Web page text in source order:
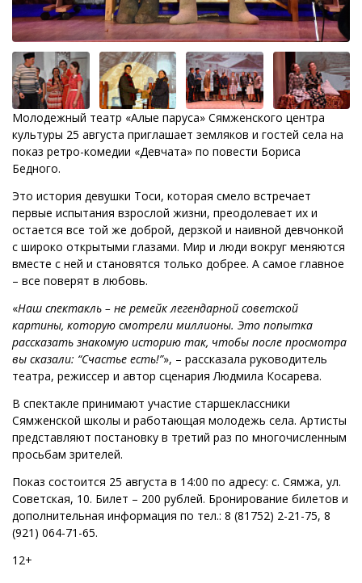
Молодежный театр «Алые паруса» Сямженского центра
культуры 25 августа приглашает земляков и гостей села на
показ ретро-комедии «Девчата» по повести Бориса
Бедного.
Это история девушки Тоси, которая смело встречает
первые испытания взрослой жизни, преодолевает их и
остается все той же доброй, дерзкой и наивной девчонкой
с широко открытыми глазами. Мир и люди вокруг меняются
вместе с ней и становятся только добрее. А самое главное
– все поверят в любовь.
«Наш спектакль – не ремейк легендарной советской
картины, которую смотрели миллионы. Это попытка
рассказать знакомую историю так, чтобы после просмотра
вы сказали: “Счастье есть!”», – рассказала руководитель
театра, режиссер и автор сценария Людмила Косарева.
В спектакле принимают участие старшеклассники
Сямженской школы и работающая молодежь села. Артисты
представляют постановку в третий раз по многочисленным
просьбам зрителей.
Показ состоится 25 августа в 14:00 по адресу: с. Сямжа, ул.
Советская, 10. Билет – 200 рублей. Бронирование билетов и
дополнительная информация по тел.: 8 (81752) 2-21-75, 8
(921) 064-71-65.
12+